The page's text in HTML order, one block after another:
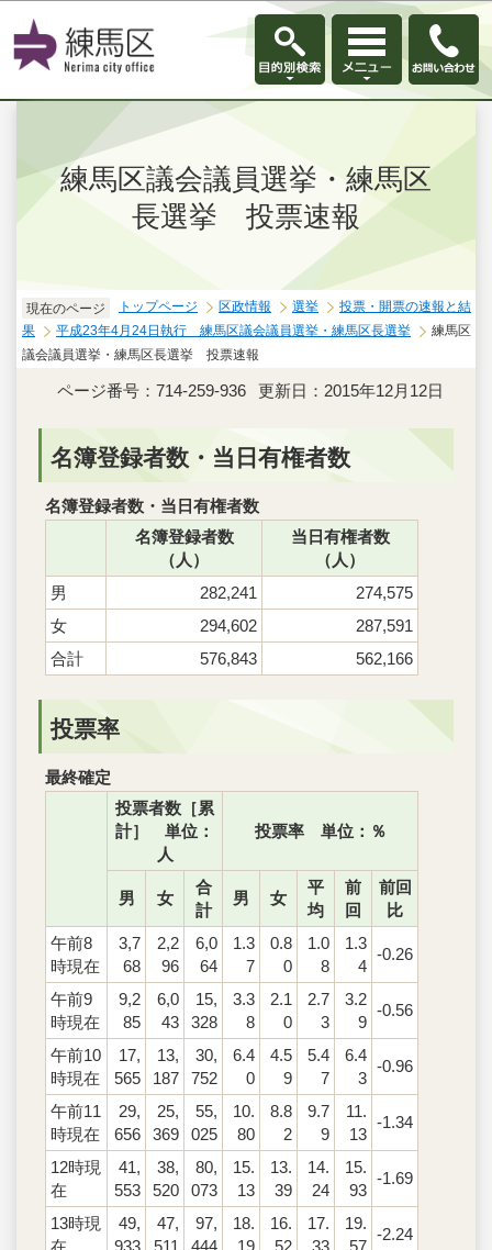
このページの本文へ移動
練馬区議会議員選挙・練馬区
長選挙 投票速報
現在のページ トップページ 区政情報 選挙
投票・開票の速報と結
果
平成23年4月24日執行 練馬区議会議員選挙・練馬区長選挙
練馬区
議会議員選挙・練馬区長選挙 投票速報
ページ番号：714-259-936 更新日：2015年12月12日
名簿登録者数・当日有権者数
名簿登録者数・当日有権者数
名簿登録者数
（人）
当日有権者数
（人）
男
282,241
274,575
女
294,602
287,591
合計
576,843 562,166
投票率
最終確定
投票者数［累
計］ 単位：
人
投票率 単位：％
男 女
合
計
男 女
平
均
前
回
前回
比
午前8
時現在
3,7
68
2,2
96
6,0
64
1.3
7
0.8
0
1.0
8
1.3
4
-0.26
午前9
時現在
9,2
85
6,0
43
15,
328
3.3
8
2.1
0
2.7
3
3.2
9
-0.56
午前10
時現在
17,
565
13,
187
30,
752
6.4
0
4.5
9
5.4
7
6.4
3
-0.96
午前11
時現在
29,
656
25,
369
55,
025
10.
80
8.8
2
9.7
9
11.
13
-1.34
12時現
在
41,
553
38,
520
80,
073
15.
13
13.
39
14.
24
15.
93
-1.69
13時現
在
49,
933
47,
511
97,
444
18.
19
16.
52
17.
33
19.
57
-2.24